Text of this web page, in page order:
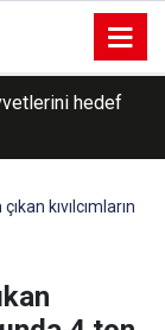
hedef
kıvılcımların